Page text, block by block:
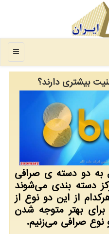
منو
بیشتری دارند؟
به دو دسته ی صرافی
دسته بندی می‌شوند
از این دو نوع از
بهتر متوجه شدن
نوع صرافی می‌زنیم.